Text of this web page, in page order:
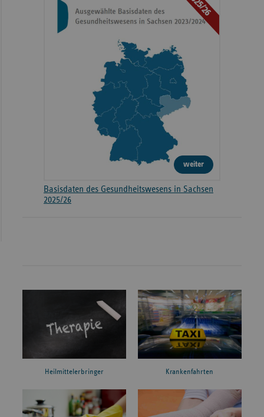
weiter
Basisdaten des Gesundheitswesens in Sachsen
2025/26
Heilmittelerbringer Krankenfahrten